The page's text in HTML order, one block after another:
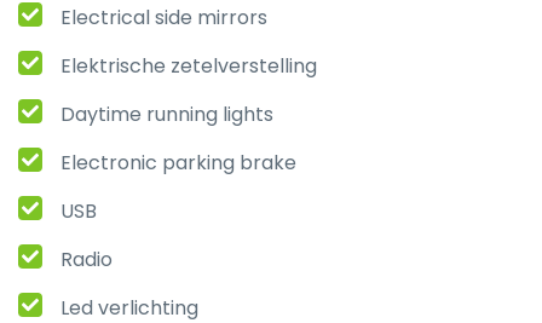
Electrical side mirrors
Elektrische zetelverstelling
Daytime running lights
Electronic parking brake
USB
Radio
Led verlichting